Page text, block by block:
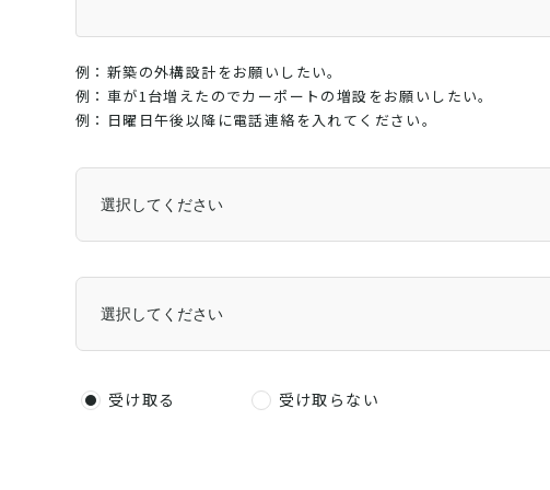
例：新築の外構設計をお願いしたい。
例：車が1台増えたのでカーポートの増設をお願いしたい。
例：日曜日午後以降に電話連絡を入れてください。
受け取る 受け取らない